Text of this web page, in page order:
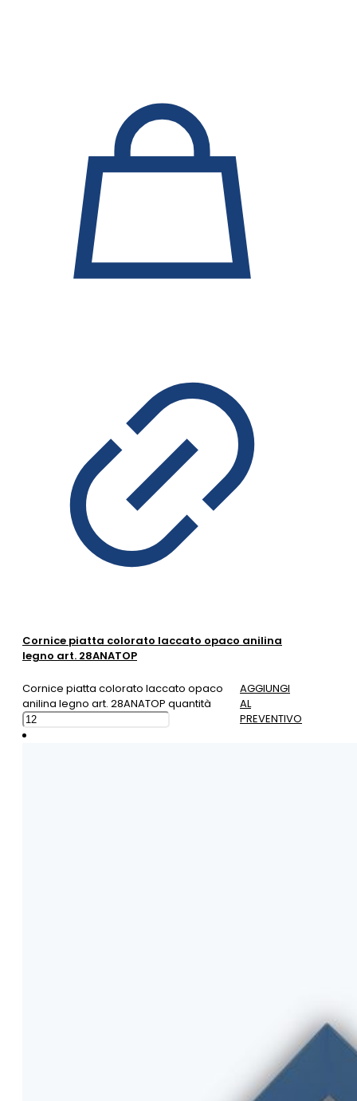
Cornice piatta colorato laccato opaco anilina
legno art. 28ANATOP
Cornice piatta colorato laccato opaco
anilina legno art. 28ANATOP quantità
AGGIUNGI
AL
PREVENTIVO